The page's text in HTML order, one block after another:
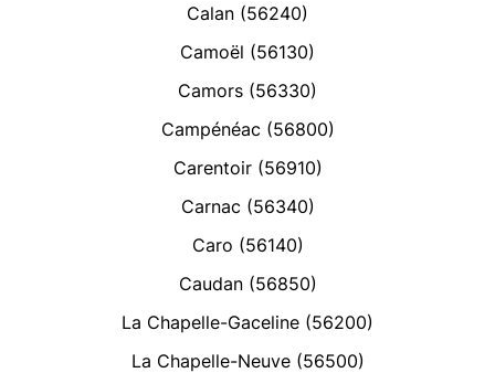
Calan (56240)
Camoël (56130)
Camors (56330)
Campénéac (56800)
Carentoir (56910)
Carnac (56340)
Caro (56140)
Caudan (56850)
La Chapelle-Gaceline (56200)
La Chapelle-Neuve (56500)